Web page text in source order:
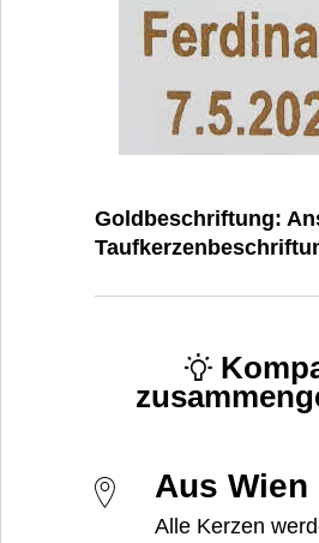
Goldbeschriftung:
Aus Wien
Alle Kerzen